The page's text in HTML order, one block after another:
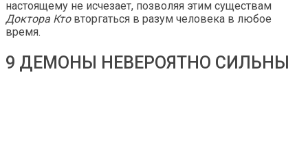
настоящему не исчезает, позволяя этим существам
Доктора Ктовторгаться в разум человека в любое
время.
9 ДЕМОНЫ НЕВЕРОЯТНО СИЛЬНЫ